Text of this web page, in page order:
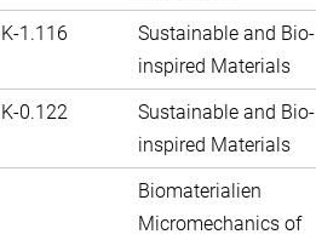
K-1.116
Sustainable and Bio-
inspired Materials
K-0.122
Sustainable and Bio-
inspired Materials
Biomaterialien
Micromechanics of